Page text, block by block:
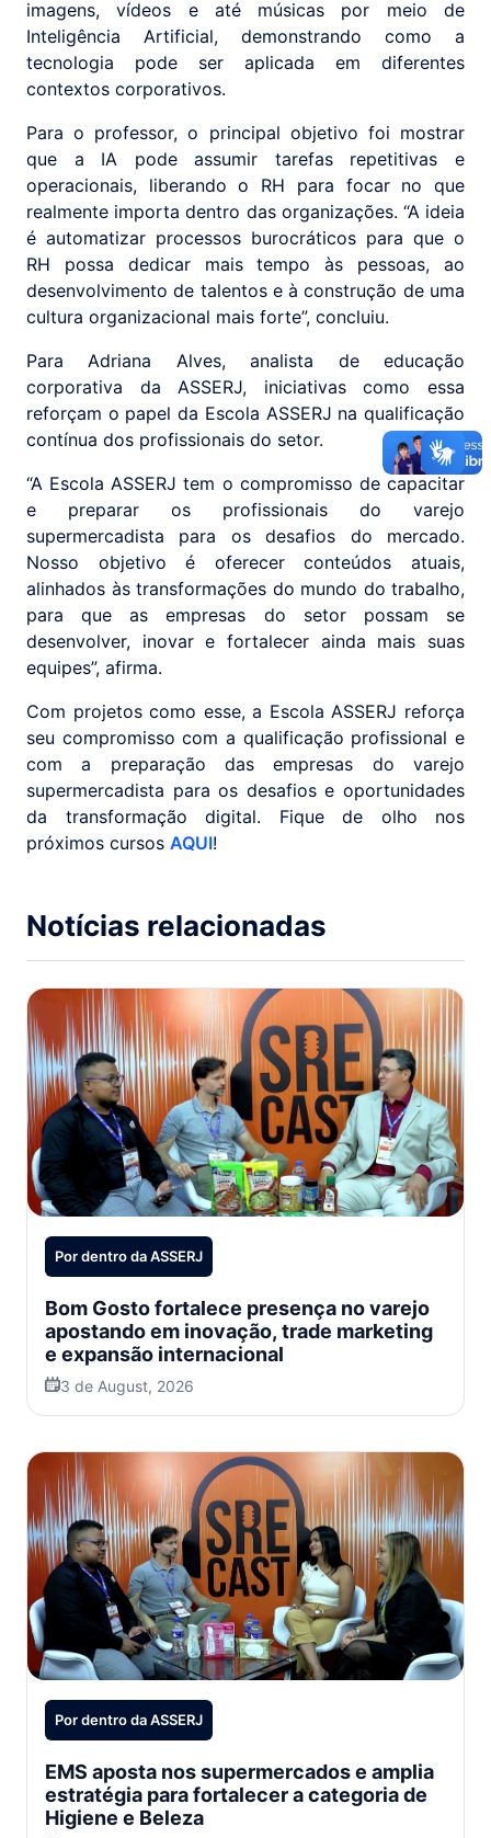
imagens, vídeos e até músicas por meio de
Inteligência Artificial, demonstrando como a
tecnologia pode ser aplicada em diferentes
contextos corporativos.
Para o professor, o principal objetivo foi mostrar
que a IA pode assumir tarefas repetitivas e
operacionais, liberando o RH para focar no que
realmente importa dentro das organizações. “A ideia
é automatizar processos burocráticos para que o
RH possa dedicar mais tempo às pessoas, ao
desenvolvimento de talentos e à construção de uma
cultura organizacional mais forte”, concluiu.
Para Adriana Alves, analista de educação
corporativa da ASSERJ, iniciativas como essa
reforçam o papel da Escola ASSERJ na qualificação
contínua dos profissionais do setor.
“A Escola ASSERJ tem o compromisso de capacitar
e preparar os profissionais do varejo
supermercadista para os desafios do mercado.
Nosso objetivo é oferecer conteúdos atuais,
alinhados às transformações do mundo do trabalho,
para que as empresas do setor possam se
desenvolver, inovar e fortalecer ainda mais suas
equipes”, afirma.
Com projetos como esse, a Escola ASSERJ reforça
seu compromisso com a qualificação profissional e
com a preparação das empresas do varejo
supermercadista para os desafios e oportunidades
da transformação digital. Fique de olho nos
próximos cursos AQUI!
Notícias relacionadas
Por dentro da ASSERJ
Bom Gosto fortalece presença no varejo
apostando em inovação, trade marketing
e expansão internacional
3 de August, 2026
Por dentro da ASSERJ
EMS aposta nos supermercados e amplia
estratégia para fortalecer a categoria de
Higiene e Beleza